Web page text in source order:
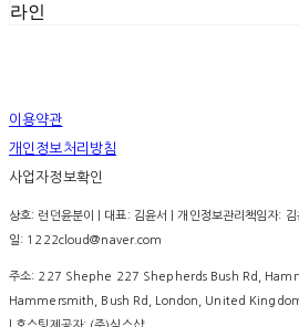
라인
이용약관
개인정보처리방침
사업자정보확인
상호: 런던윤분이 | 대표: 김윤서 | 개인정보관리책임자:
일: 1222cloud@naver.com
주소: 227 Shephe 227 Shepherds Bush Rd,
Hammersmith, Bush Rd, London, United Kingdom